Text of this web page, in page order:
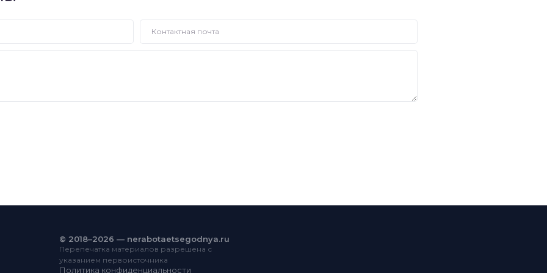
© 2018–2026 — nerabotaetsegodnya.ru
Перепечатка материалов разрешена с
указанием первоисточника
Политика конфиденциальности